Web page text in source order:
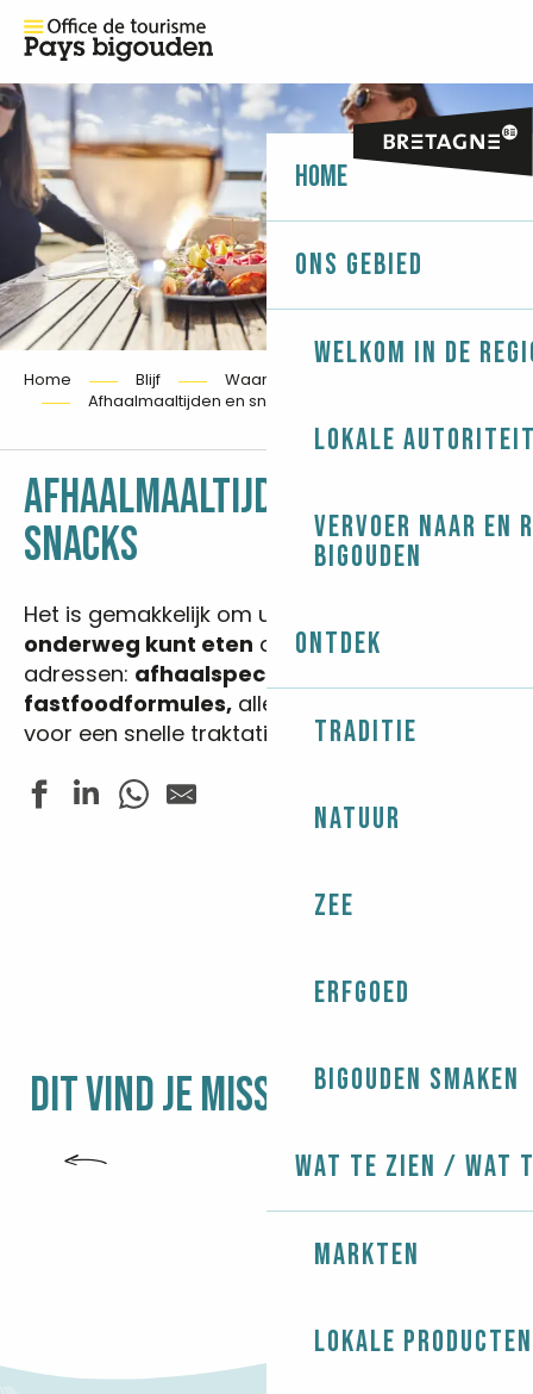
Home
Ons gebied
Welkom in de
Lokale
Vervoer naar en
Bigouden
Ontdek
Traditie
Natuur
Zee
Erfgoed
Bigouden smaken
Wat te zien / Wat
Markten
Lokale producten
Home Blijf
Waar kun je eten en drinken?
Afhaalmaaltijden en snacks
AFHAALMAALTIJDEN EN
SNACKS
Het is gemakkelijk om uit te vinden waar je
onderweg kunt eten dankzij onze lokale
adressen: afhaalspecialiteiten
fastfoodformules, alles wat je nodig hebt
voor een snelle traktatie!
Les Côtiers
La crêpe postale
Mambo
DIT VIND JE MISSCHIEN OOK LEUK
POULDREUZIC